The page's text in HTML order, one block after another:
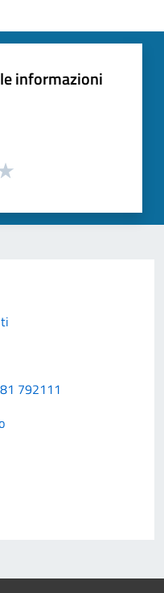
informazioni
792111